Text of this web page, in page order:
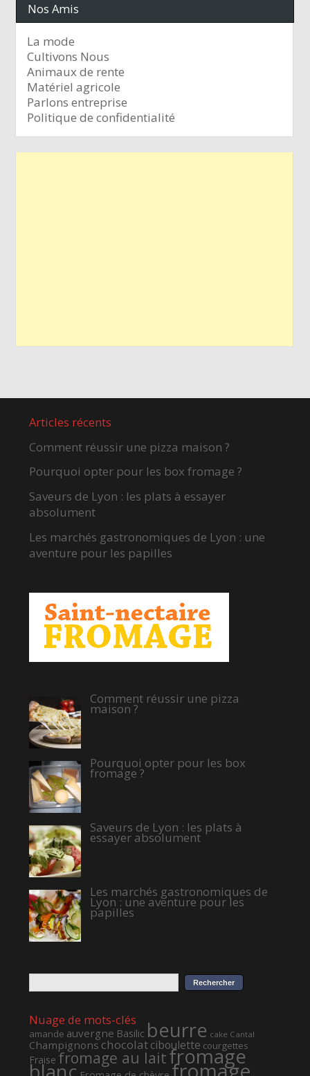
Nos Amis
La mode
Cultivons Nous
Animaux de rente
Matériel agricole
Parlons entreprise
Politique de confidentialité
Articles récents
Comment réussir une pizza maison ?
Pourquoi opter pour les box fromage ?
Saveurs de Lyon : les plats à essayer
absolument
Les marchés gastronomiques de Lyon : une
aventure pour les papilles
Comment réussir une pizza
maison ?
Pourquoi opter pour les box
fromage ?
Saveurs de Lyon : les plats à
essayer absolument
Les marchés gastronomiques de
Lyon : une aventure pour les
papilles
Nuage de mots-clés
amande auvergne Basilic beurre cake Cantal
Champignonschocolatciboulette courgettes
Fraise fromage au laitfromage